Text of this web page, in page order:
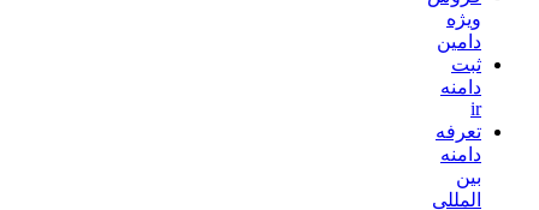
ویژه
دامین
ثبت
دامنه
ir
تعرفه
دامنه
بین
المللی